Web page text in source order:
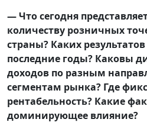
— Что сегодня
количеству розничных
страны? Каких
последние годы? Каковы
доходов по разным
сегментам рынка? Где
рентабельность? Какие
доминирующее влияние?